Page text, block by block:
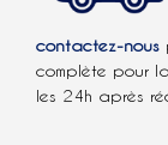
contactez-nous
complète pour
les 24h après